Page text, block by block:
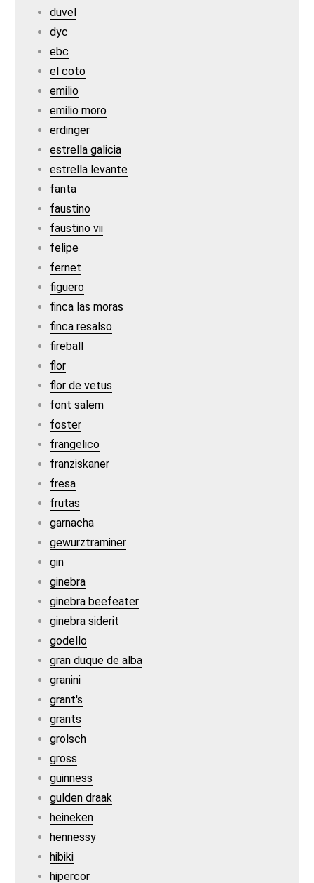
duvel
dyc
ebc
el coto
emilio
emilio moro
erdinger
estrella galicia
estrella levante
fanta
faustino
faustino vii
felipe
fernet
figuero
finca las moras
finca resalso
fireball
flor
flor de vetus
font salem
foster
frangelico
franziskaner
fresa
frutas
garnacha
gewurztraminer
gin
ginebra
ginebra beefeater
ginebra siderit
godello
gran duque de alba
granini
grant's
grants
grolsch
gross
guinness
gulden draak
heineken
hennessy
hibiki
hipercor